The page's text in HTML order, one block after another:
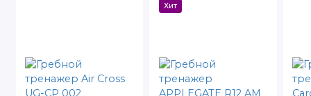
Хит